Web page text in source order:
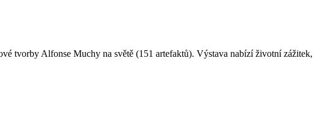
tvorby Alfonse Muchy na světě (151 artefaktů). Výstava nabízí životní zážitek,